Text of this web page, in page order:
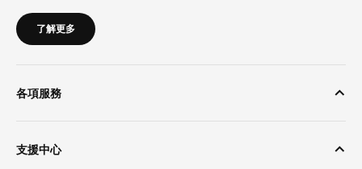
了解更多
各項服務
支援中心